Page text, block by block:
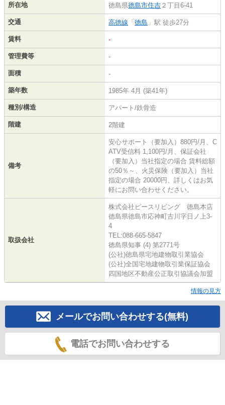
所在地 徳島県徳島市住吉 ２丁目6-41
交通 高徳線 「 徳島 」駅 徒歩27分
賃料 -
管理費等 -
面積 -
築年数 1985年 4月 (築41年)
種別/構造 アパート/鉄骨造
階建 2階建
備考
安心サポート（要加入）880円/月、C
ATV受信料 1,100円/月、保証会社
（要加入）当社指定の場合 賃料総額
の50％～、火災保険（要加入）当社
指定の場合 20000円、詳しくはお気
軽にお問い合わせください。
取扱会社
株式会社ピースリビング 徳島本店
徳島県徳島市応神町古川字日ノ上3-
4
TEL:088-665-5847
徳島県知事 (4) 第2771号
(公社)徳島県宅地建物取引業協会
(公社)全国宅地建物取引業保証協会
四国地区不動産公正取引協議会加盟
情報の見方
メールでお問い合わせする(無料)
電話でお問い合わせする